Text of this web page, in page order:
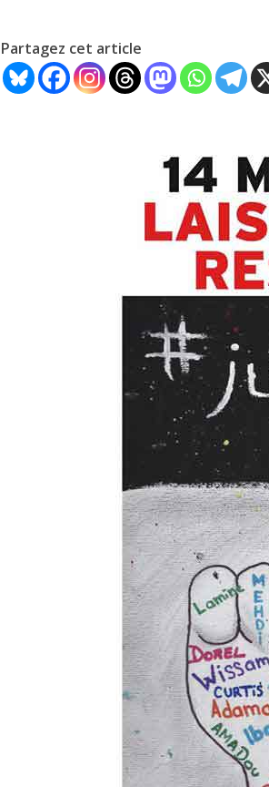
Partagez cet article